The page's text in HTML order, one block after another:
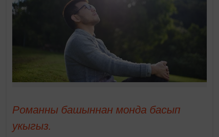
Романны башыннан монда басып
укыгыз.